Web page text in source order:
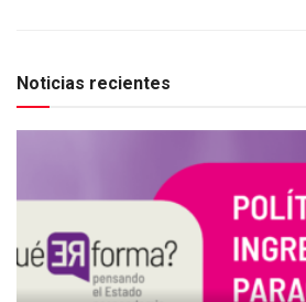
Noticias recientes